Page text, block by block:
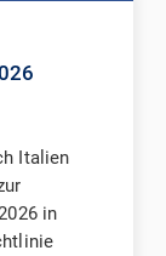
Italien
in